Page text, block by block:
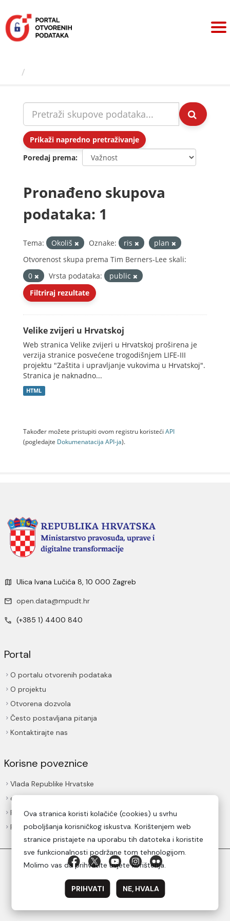
sadržaj
Prikaži napredno pretraživanje
Poredaj prema
Pronađeno skupova
podataka: 1
Tema: Okoliš Oznake: ris
plan
Otvorenost skupa prema Tim Berners-Lee skali:
0
Vrsta podataka:
public
Filtriraj rezultate
Velike zvijeri u Hrvatskoj
Web stranica Velike zvijeri u Hrvatskoj proširena je
verzija stranice posvećene trogodišnjem LIFE-III
projektu "Zaštita i upravljanje vukovima u Hrvatskoj".
Stranica je naknadno...
HTML
Također možete pristupiti ovom registru koristeći API
(pogledajte Dokumenаtаcijа API-jа).